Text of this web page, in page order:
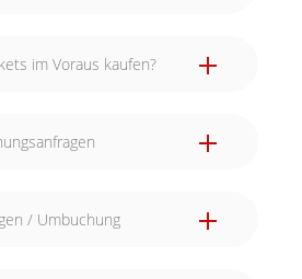
im Voraus kaufen?
/ Umbuchung